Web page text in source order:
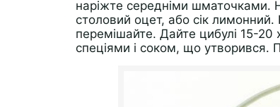
наріжте середніми шматочками.
столовий оцет, або сік лимонний.
перемішайте. Дайте цибулі 15-
спеціями і соком, що утворився.